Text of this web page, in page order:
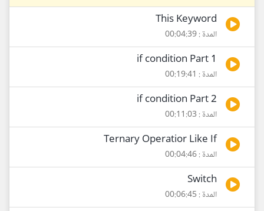
This Keyword
المدة : 00:04:39
if condition Part 1
المدة : 00:19:41
if condition Part 2
المدة : 00:11:03
Ternary Operatior Like If
المدة : 00:04:46
Switch
المدة : 00:06:45